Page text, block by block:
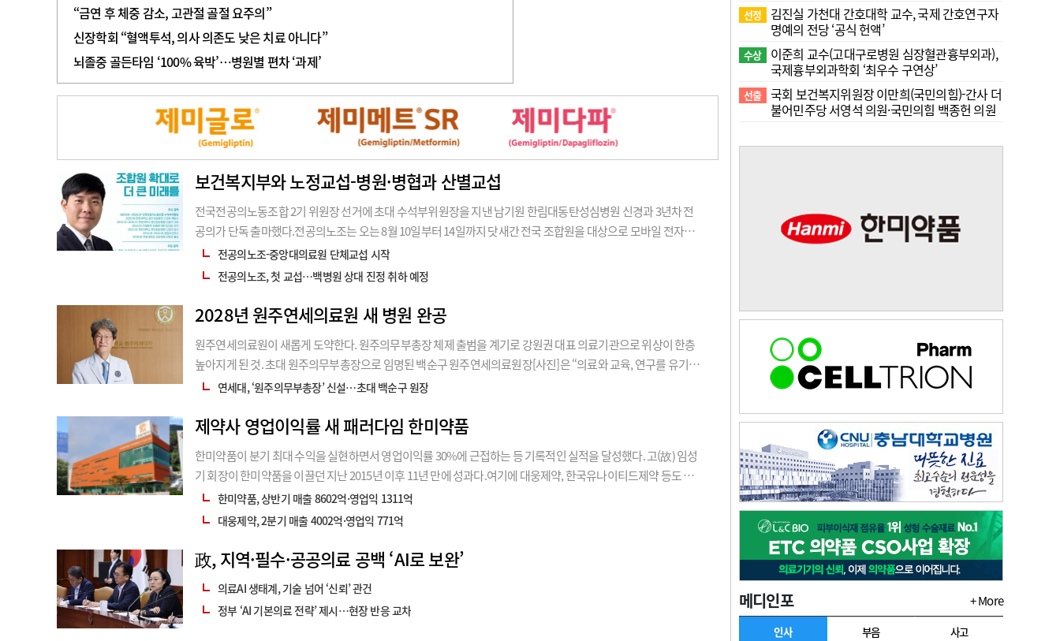
“금연 후 체중 감소, 고관절 골절 요주의”
신장학회 “혈액투석, 의사 의존도 낮은 치료 아니다”
뇌졸중 골든타임 ‘100% 육박’…병원별 편차 ‘과제’
보건복지부와 노정교섭-병원·병협과 산별교섭
전국전공의노동조합 2기 위원장 선거에 초대 수석부위원장을 지낸 남기원 한림대동탄성심병원 신경과 3년차 전
공의가 단독 출마했다.전공의노조는 오는 8월 10일부터 14일까지 닷새간 전국 조합원을 대상으로 모바일 전자투
표를 진행한다고 6일 밝혔다. 남 후보는 ‘조합원 확대로 더 큰 미래를’ 슬로건으로 내걸었다.남 후보는 “1년 동안 수
석부위원장을 맡아 지내면서 ‘노동조합이
전공의노조-중앙대의료원 단체교섭 시작
전공의노조, 첫 교섭…백병원 상대 진정 취하 예정
2028년 원주연세의료원 새 병원 완공
원주연세의료원이 새롭게 도약한다. 원주의무부총장 체제 출범을 계기로 강원권 대표 의료기관으로 위상이 한층
높아지게 된 것. 초대 원주의무부총장으로 임명된 백순구 원주연세의료원장[사진]은 “의료와 교육, 연구를 유기적
으로 연계하는 거버넌스 구축 및 지역·필수·공공의료를 책임지는 국내 대표 의료거점으로 원주연세의료원을 성
연세대, ‘원주의무부총장’ 신설…초대 백순구 원장
제약사 영업이익률 새 패러다임 한미약품
한미약품이 분기 최대 수익을 실현하면서 영업이익률 30%에 근접하는 등 기록적인 실적을 달성했다. 고(故) 임성
기 회장이 한미약품을 이끌던 지난 2015년 이후 11년 만에 성과다.여기에 대웅제약, 한국유나이티드제약 등도 외
형 성장 및 수익성 제고를 통해 20%에 육박하는 영업이익률을 달성하면서 제약바이오 산업 성장을
한미약품, 상반기 매출 8602억·영업익 1311억
대웅제약, 2분기 매출 4002억·영업익 771억
政, 지역·필수·공공의료 공백 ‘AI로 보완’
의료AI 생태계, 기술 넘어 ‘신뢰’ 관건
정부 ‘AI 기본의료 전략’ 제시…현장 반응 교차
선정
김진실 가천대 간호대학 교수, 국제 간호연구자
명예의 전당 ‘공식 헌액’
수상
이준희 교수(고대구로병원 심장혈관흉부외과),
국제흉부외과학회 ‘최우수 구연상’
선출 국회 보건복지위원장 이만희(국민의힘)-간사 더
불어민주당 서영석 의원·국민의힘 백종헌 의원
메디인포 + More
인사 부음 사고